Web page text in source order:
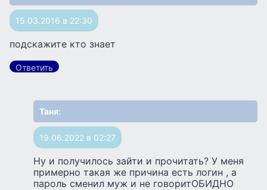
15.03.2016 в 22:30
подскажите кто знает
Ответить
Таня:
19.06.2022 в 02:27
Ну и получилось зайти и прочитать? У меня
примерно такая же причина есть логин , а
пароль сменил муж и не говоритОБИДНО